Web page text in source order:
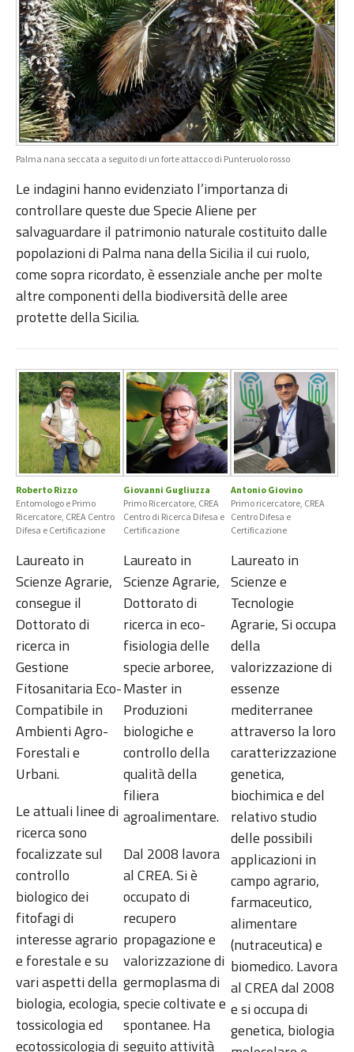
Palma nana seccata a seguito di un forte attacco di Punteruolo rosso
Le indagini hanno evidenziato l’importanza di
controllare queste due Specie Aliene per
salvaguardare il patrimonio naturale costituito dalle
popolazioni di Palma nana della Sicilia il cui ruolo,
come sopra ricordato, è essenziale anche per molte
altre componenti della biodiversità delle aree
protette della Sicilia.
Roberto Rizzo
Entomologo e Primo
Ricercatore, CREA Centro
Difesa e Certificazione
Laureato in
Scienze Agrarie,
consegue il
Dottorato di
ricerca in
Gestione
Fitosanitaria Eco-
Compatibile in
Ambienti Agro-
Forestali e
Urbani.
Le attuali linee di
ricerca sono
focalizzate sul
controllo
biologico dei
fitofagi di
interesse agrario
e forestale e su
vari aspetti della
biologia, ecologia,
tossicologia ed
ecotossicologia di
Giovanni Gugliuzza
Primo Ricercatore, CREA
Centro di Ricerca Difesa e
Certificazione
Laureato in
Scienze Agrarie,
Dottorato di
ricerca in eco-
fisiologia delle
specie arboree,
Master in
Produzioni
biologiche e
controllo della
qualità della
filiera
agroalimentare.
Dal 2008 lavora
al CREA. Si è
occupato di
recupero
propagazione e
valorizzazione di
germoplasma di
specie coltivate e
spontanee. Ha
seguito attività
Antonio Giovino
Primo ricercatore, CREA
Centro Difesa e
Certificazione
Laureato in
Scienze e
Tecnologie
Agrarie, Si occupa
della
valorizzazione di
essenze
mediterranee
attraverso la loro
caratterizzazione
genetica,
biochimica e del
relativo studio
delle possibili
applicazioni in
campo agrario,
farmaceutico,
alimentare
(nutraceutica) e
biomedico. Lavora
al CREA dal 2008
e si occupa di
genetica, biologia